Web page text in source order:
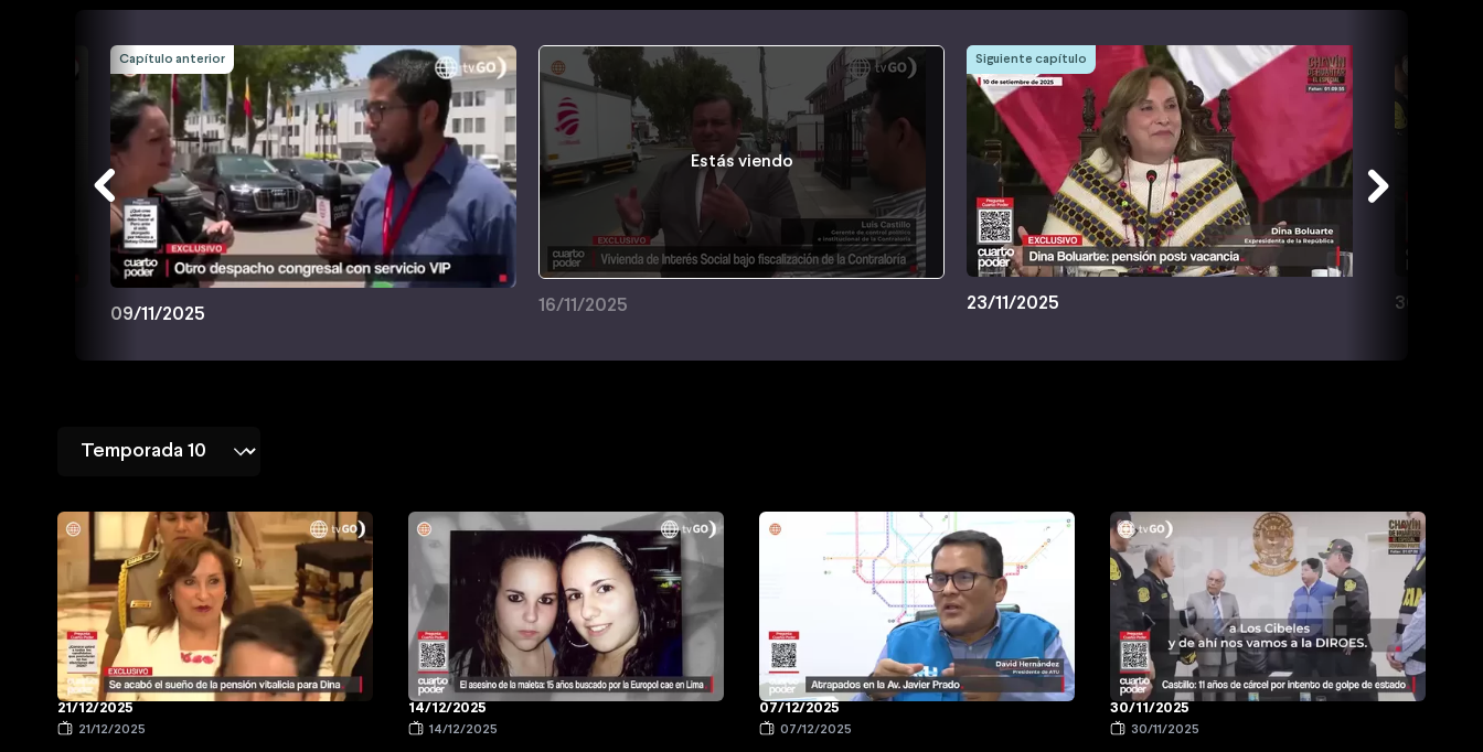
Capítulo anterior
09/11/2025
Estás viendo
16/11/2025
Siguiente capítulo
23/11/2025 30/11/
21/12/2025
21/12/2025
14/12/2025
14/12/2025
07/12/2025
07/12/2025
30/11/2025
30/11/2025